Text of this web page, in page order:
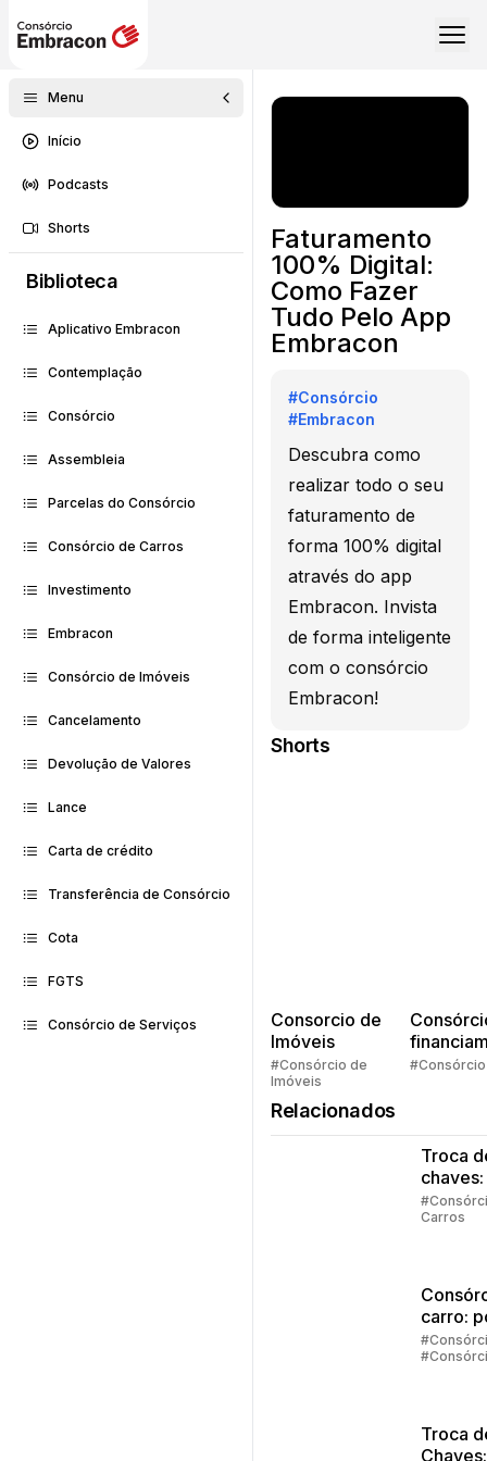
Menu
Início
Podcasts
Shorts
Biblioteca
Aplicativo Embracon
Contemplação
Consórcio
Assembleia
Parcelas do Consórcio
Consórcio de Carros
Investimento
Embracon
Consórcio de Imóveis
Cancelamento
Devolução de Valores
Lance
Carta de crédito
Transferência de Consórcio
Cota
FGTS
Consórcio de Serviços
Faturamento
100% Digital:
Como Fazer
Tudo Pelo App
Embracon
#Consórcio
#Embracon
Descubra como
realizar todo o seu
faturamento de
forma 100% digital
através do app
Embracon. Invista
de forma inteligente
com o consórcio
Embracon!
Shorts
Consorcio de
Imóveis
#Consórcio de
Imóveis
Quem
#Consórcio
Relacionados
Troca
regras
Carros
carro:
vale a
Troca
Chaves: